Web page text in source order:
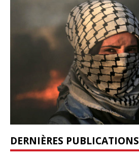
DERNIÈRES PUBLICATIONS